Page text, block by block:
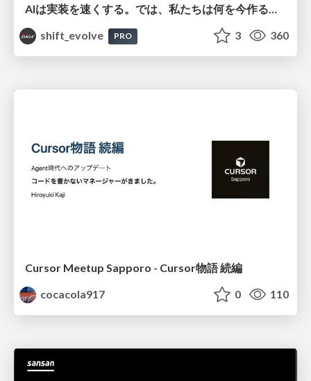
AIは実装を速くする。では、私たちは何を今作るべきか？－立場を越えてリリースに向き合ったチーム開発の実践 / 20260801 Hiromi Nakaya and Naoki Takahashi
shift_evolve
PRO 3 360
Cursor Meetup Sapporo - Cursor物語 続編
cocacola917
0 110